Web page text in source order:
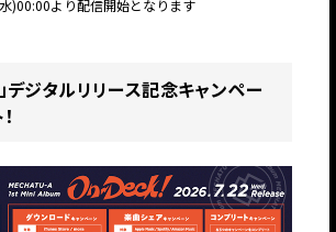
)00:00より配信開始となります
デジタルリリース記念キャンペー